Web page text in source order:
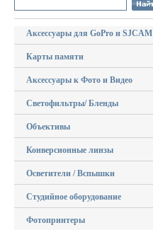
Аксессуары для GoPro и SJCAM
Карты памяти
Аксессуары к Фото и Видео
Светофильтры/ Бленды
Объективы
Конверсионные линзы
Осветители / Вспышки
Студийное оборудование
Фотопринтеры